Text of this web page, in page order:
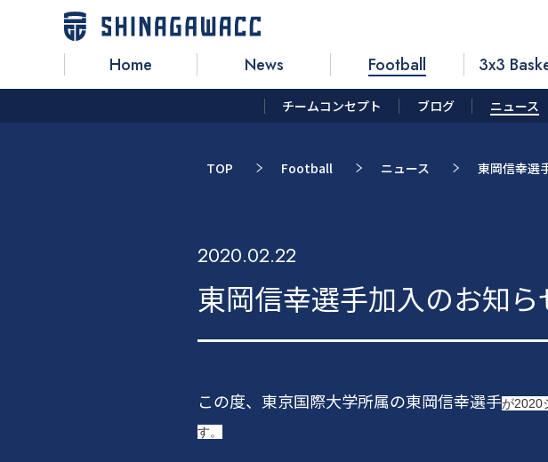
Home News Football 3x3
チームコンセプト ブログ ニュース
TOP Football ニュース 東岡信幸選
2020.02.22
東岡信幸選手加入のお知ら
この度、東京国際大学所属の東岡信幸選手が2020
す。